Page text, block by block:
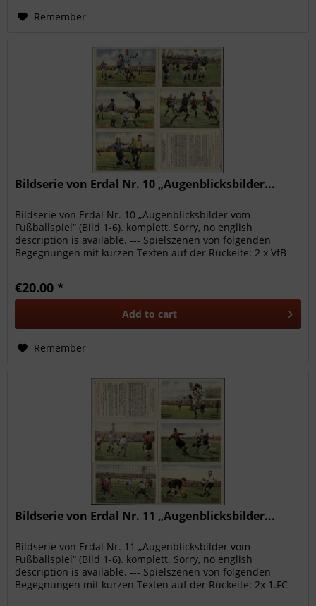
Remember
Bildserie von Erdal Nr. 10 „Augenblicksbilder...
Bildserie von Erdal Nr. 10 „Augenblicksbilder vom
Fußballspiel“ (Bild 1-6). komplett. Sorry, no english
description is available. --- Spielszenen von folgenden
Begegnungen mit kurzen Texten auf der Rückeite: 2 x VfB
€20.00 *
Add to cart
Remember
Bildserie von Erdal Nr. 11 „Augenblicksbilder...
Bildserie von Erdal Nr. 11 „Augenblicksbilder vom
Fußballspiel“ (Bild 1-6). komplett. Sorry, no english
description is available. --- Spielszenen von folgenden
Begegnungen mit kurzen Texten auf der Rückeite: 2x 1.FC